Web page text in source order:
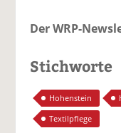
Der WRP-
Stichworte
Hohenstein
Textilpflege